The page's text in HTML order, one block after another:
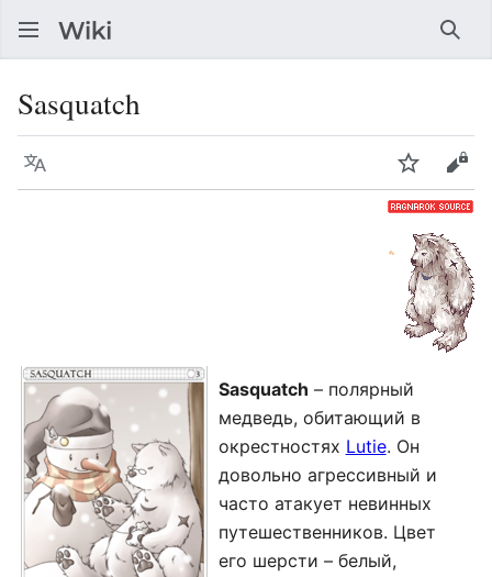
Sasquatch
Язык Следить
Sasquatch – полярный
медведь, обитающий в
окрестностях Lutie. Он
довольно агрессивный и
часто атакует невинных
путешественников. Цвет
его шерсти – белый,